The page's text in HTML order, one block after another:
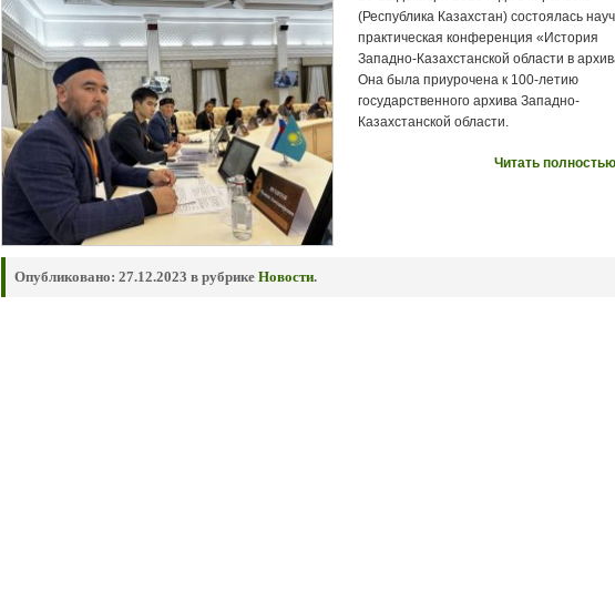
(Республика Казахстан) состоялась
практическая конференция «История
Западно-Казахстанской области в
Она была приурочена к 100-летию
государственного архива Западно-
Казахстанской области.
Читать
Опубликовано: 27.12.2023 в рубрике Новости.